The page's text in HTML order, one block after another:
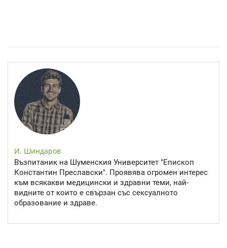
И. Шиндаров
Възпитаник на Шуменския Университет "Епископ
Константин Преславски". Проявява огромен интерес
към всякакви медицински и здравни теми, най-
видните от които е свързан със сексуалното
образование и здраве.